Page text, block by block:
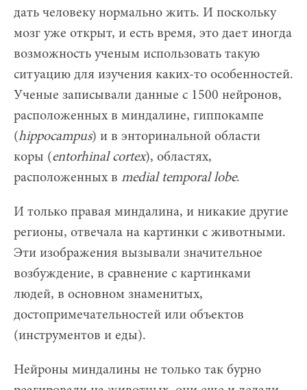
дать человеку нормально жить. И поскольку
мозг уже открыт, и есть время, это дает иногда
возможность ученым использовать такую
ситуацию для изучения каких-то особенностей.
Ученые записывали данные с 1500 нейронов,
расположенных в миндалине, гиппокампе
(hippocampus) и в энторинальной области
коры (entorhinal cortex), областях,
расположенных в medial temporallobe.
И только правая миндалина, и никакие другие
регионы, отвечала на картинки с животными.
Эти изображения вызывали значительное
возбуждение, в сравнение с картинками
людей, в основном знаменитых,
достопримечательностей или объектов
(инструментов и еды).
Нейроны миндалины не только так бурно